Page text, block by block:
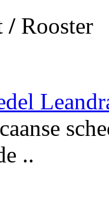
/ Rooster
..